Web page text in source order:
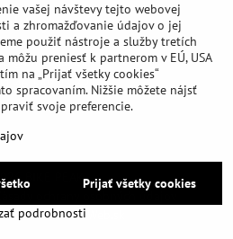
nás
46 549 23 32
do predajne
2026 BIKE PEAK
Zásady ochrany osobných údajov
BiznisWeb.sk
vašej návštevy tejto webovej
a zhromažďovanie údajov o jej
použiť nástroje a služby tretích
môžu preniesť k partnerom v EÚ, USA
na „Prijať všetky cookies“
spracovaním. Nižšie môžete nájsť
svoje preferencie.
podrobnosti
Prijať všetky cookies